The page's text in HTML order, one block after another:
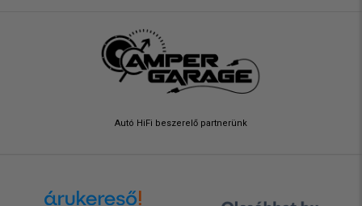
Autó HiFi beszerelő partnerünk